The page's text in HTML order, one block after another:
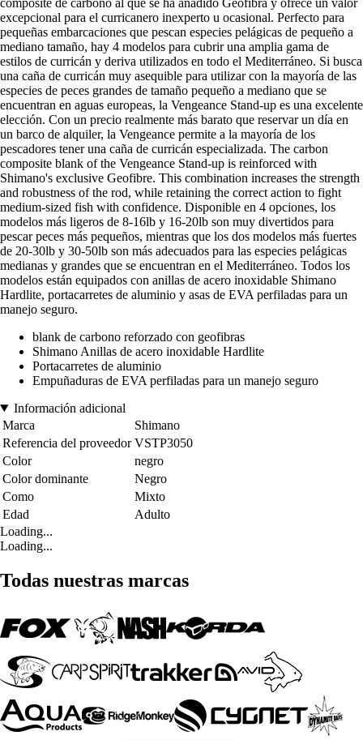
composite de carbono al que se ha añadido Geofibra y ofrece un valor
excepcional para el curricanero inexperto u ocasional. Perfecto para
pequeñas embarcaciones que pescan especies pelágicas de pequeño a
mediano tamaño, hay 4 modelos para cubrir una amplia gama de
estilos de curricán y deriva utilizados en todo el Mediterráneo. Si busca
una caña de curricán muy asequible para utilizar con la mayoría de las
especies de peces grandes de tamaño pequeño a mediano que se
encuentran en aguas europeas, la Vengeance Stand-up es una excelente
elección. Con un precio realmente más barato que reservar un día en
un barco de alquiler, la Vengeance permite a la mayoría de los
pescadores tener una caña de curricán especializada. The carbon
composite blank of the Vengeance Stand-up is reinforced with
Shimano's exclusive Geofibre. This combination increases the strength
and robustness of the rod, while retaining the correct action to fight
medium-sized fish with confidence. Disponible en 4 opciones, los
modelos más ligeros de 8-16lb y 16-20lb son muy divertidos para
pescar peces más pequeños, mientras que los dos modelos más fuertes
de 20-30lb y 30-50lb son más adecuados para las especies pelágicas
medianas y grandes que se encuentran en el Mediterráneo. Todos los
modelos están equipados con anillas de acero inoxidable Shimano
Hardlite, portacarretes de aluminio y asas de EVA perfiladas para un
manejo seguro.
blank de carbono reforzado con geofibras
Shimano Anillas de acero inoxidable Hardlite
Portacarretes de aluminio
Empuñaduras de EVA perfiladas para un manejo seguro
Información adicional
Marca
Shimano
Referencia del proveedor VSTP3050
Color
negro
Color dominante
Negro
Como
Mixto
Edad
Adulto
Loading...
Loading...
Todas nuestras marcas